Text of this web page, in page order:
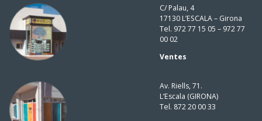
C/ Palau, 4
17130 L’ESCALA – Girona
Tel. 972 77 15 05 – 972 77
00 02
Ventes
Av. Riells, 71.
L’Escala (GIRONA)
Tel. 872 20 00 33